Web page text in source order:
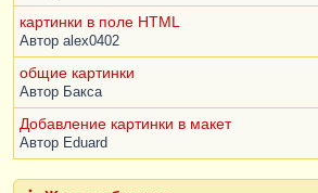
Объект .АкцизныеМарки
рка);
СтрокаАкцизнаяМарка
Объект. АкцизныеМарки.Добавить
картинки в поле HTML
Автор alex0402
общие картинки
Автор Бакса
Добавление картинки в макет
Автор Eduard